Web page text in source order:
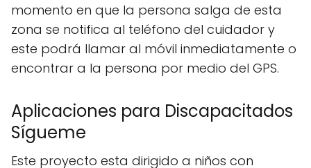
momento en que la persona salga de esta
zona se notifica al teléfono del cuidador y
este podrá llamar al móvil inmediatamente o
encontrar a la persona por medio del GPS.
Aplicaciones para Discapacitados
Sígueme
Este proyecto esta dirigido a niños con